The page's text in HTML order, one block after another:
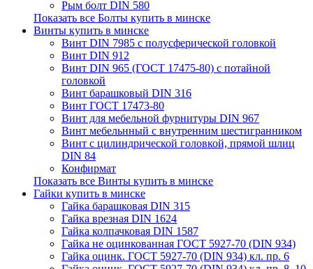
Рым болт DIN 580
Показать все Болты купить в минске
Винты купить в минске
Винт DIN 7985 с полусферической головкой
Винт DIN 912
Винт DIN 965 (ГОСТ 17475-80) с потайной
головкой
Винт барашковый DIN 316
Винт ГОСТ 17473-80
Винт для мебельной фурнитуры DIN 967
Винт мебельнный с внутренним шестигранником
Винт с цилиндрической головкой, прямой шлиц
DIN 84
Конфирмат
Показать все Винты купить в минске
Гайки купить в минске
Гайка барашковая DIN 315
Гайка врезная DIN 1624
Гайка колпачковая DIN 1587
Гайка не оцинкованная ГОСТ 5927-70 (DIN 934)
Гайка оцинк. ГОСТ 5927-70 (DIN 934) кл. пр. 6